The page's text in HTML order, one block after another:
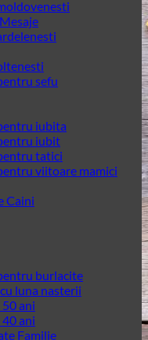
sefu
iubita
iubit
tatici
viitoare mamici
Caini
burlacite
luna nasterii
ani
ani
Familie